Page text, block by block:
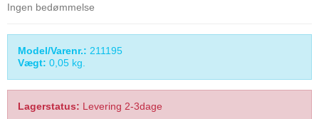
Ingen bedømmelse
Model/Varenr.: 211195
Vægt: 0,05 kg.
Lagerstatus: Levering 2-3dage